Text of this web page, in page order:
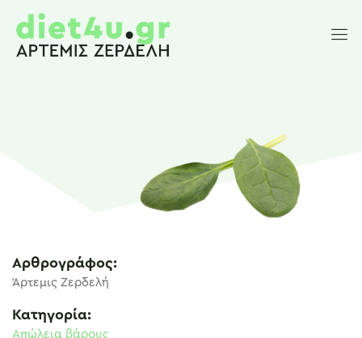
Αρθρογράφος:
Άρτεμις Ζερδελή
Κατηγορία:
Απώλεια βάρους